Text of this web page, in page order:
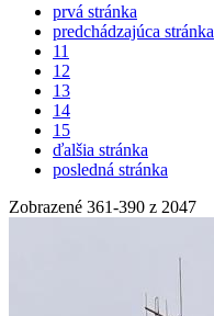
prvá stránka
predchádzajúca stránka
11
12
13
14
15
ďalšia stránka
posledná stránka
Zobrazené 361-390 z 2047